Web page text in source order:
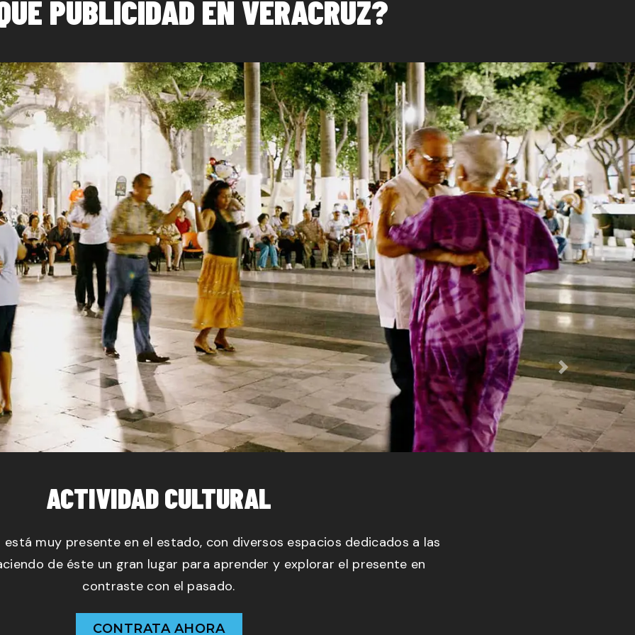
PUBLICIDAD EN VERACRUZ?
TARGET DE ALTO VALOR
con un aeropuerto (General Heriberto Jara) que lo conecta con las
ciudades más importantes de México.
Next